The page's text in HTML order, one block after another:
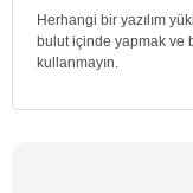
Herhangi bir yazılım
bulut içinde yapmak ve
kullanmayın.